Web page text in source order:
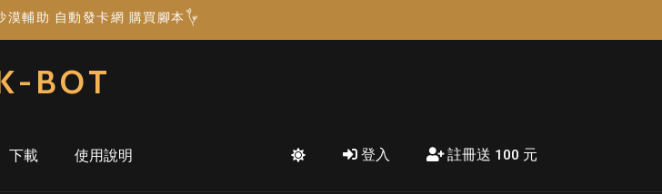
漠輔助 自動發卡網 購買腳本
BOT
下載 使用說明 登入 註冊送 100 元